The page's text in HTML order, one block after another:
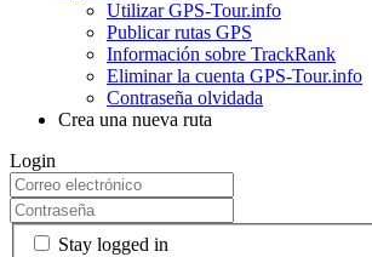
Utilizar GPS-Tour.info
Publicar rutas GPS
Información sobre TrackRank
Eliminar la cuenta GPS-Tour.info
Contraseña olvidada
Crea una nueva ruta
Login
Stay logged in